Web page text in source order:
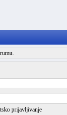
prijavljivanje